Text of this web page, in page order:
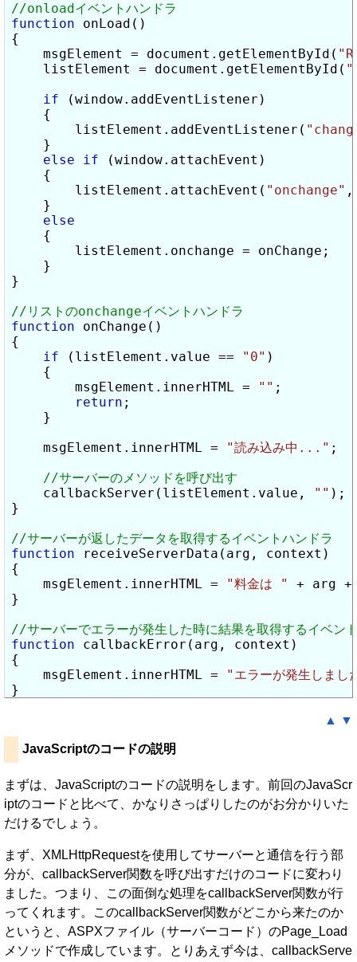
function onLoad()
{
    msgElement = document.getElementById(
    listElement = document.getElementById(
if (window.addEventListener)
    {
        listElement.addEventListener(
    }
else
if (window.attachEvent)
    {
        listElement.attachEvent(
"onchange" ,
    }
else
    {
        listElement.onchange = onChange;
    }
}
function onChange()
{
if (listElement.value == "0" )
    {
        msgElement.innerHTML =
"" ;
return ;
    }
    msgElement.innerHTML =
"読み込み中..." ;
    callbackServer(listElement.value,
"" );
}
function receiveServerData(arg, context)
{
    msgElement.innerHTML =
"料金は "
+ arg
}
function callbackError(arg, context)
{
    msgElement.innerHTML =
"エラーが発生しまし
}
▲ ▼
JavaScriptのコードの説明
まずは、JavaScriptのコードの説明をします。前回のJavaScr
iptのコードと比べて、かなりさっぱりしたのがお分かりいた
だけるでしょう。
まず、XMLHttpRequestを使用してサーバーと通信を行う部
分が、callbackServer関数を呼び出すだけのコードに変わり
ました。つまり、この面倒な処理をcallbackServer関数が行
ってくれます。このcallbackServer関数がどこから来たのか
というと、ASPXファイル（サーバーコード）のPage_Load
メソッドで作成しています。とりあえず今は、callbackServe